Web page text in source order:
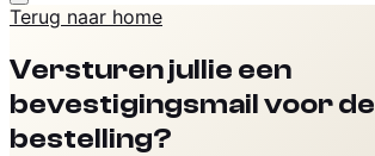
Terug naar home
Versturen jullie een
bevestigingsmail voor de
bestelling?